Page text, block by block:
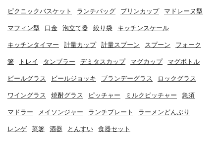
ピクニックバスケット ランチバッグ プリンカップ マドレーヌ型
マフィン型 口金 泡立て器 絞り袋 キッチンスケール
キッチンタイマー 計量カップ 計量スプーン スプーン フォーク
箸 トレイ タンブラー デミタスカップ マグカップ マグボトル
ビールグラス ビールジョッキ ブランデーグラス ロックグラス
ワイングラス 焼酎グラス ピッチャー ミルクピッチャー 急須
マドラー メイソンジャー ランチプレート ラーメンどんぶり
レンゲ 菜箸 酒器 とんすい 食器セット